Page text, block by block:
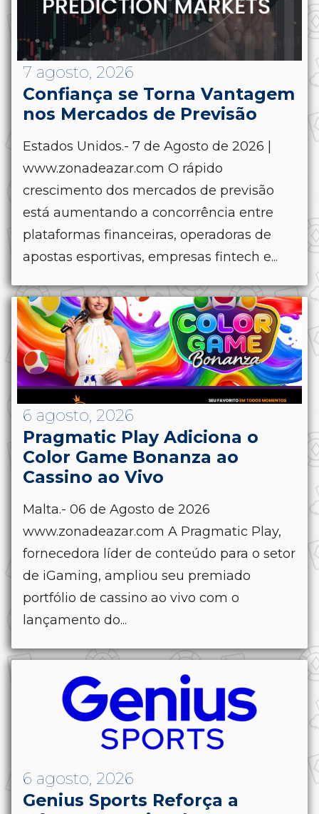
7 agosto, 2026
Confiança se Torna Vantagem
nos Mercados de Previsão
Estados Unidos.- 7 de Agosto de 2026 |
www.zonadeazar.com O rápido
crescimento dos mercados de previsão
está aumentando a concorrência entre
plataformas financeiras, operadoras de
apostas esportivas, empresas fintech e...
6 agosto, 2026
Pragmatic Play Adiciona o
Color Game Bonanza ao
Cassino ao Vivo
Malta.- 06 de Agosto de 2026
www.zonadeazar.com A Pragmatic Play,
fornecedora líder de conteúdo para o setor
de iGaming, ampliou seu premiado
portfólio de cassino ao vivo com o
lançamento do...
6 agosto, 2026
Genius Sports Reforça a